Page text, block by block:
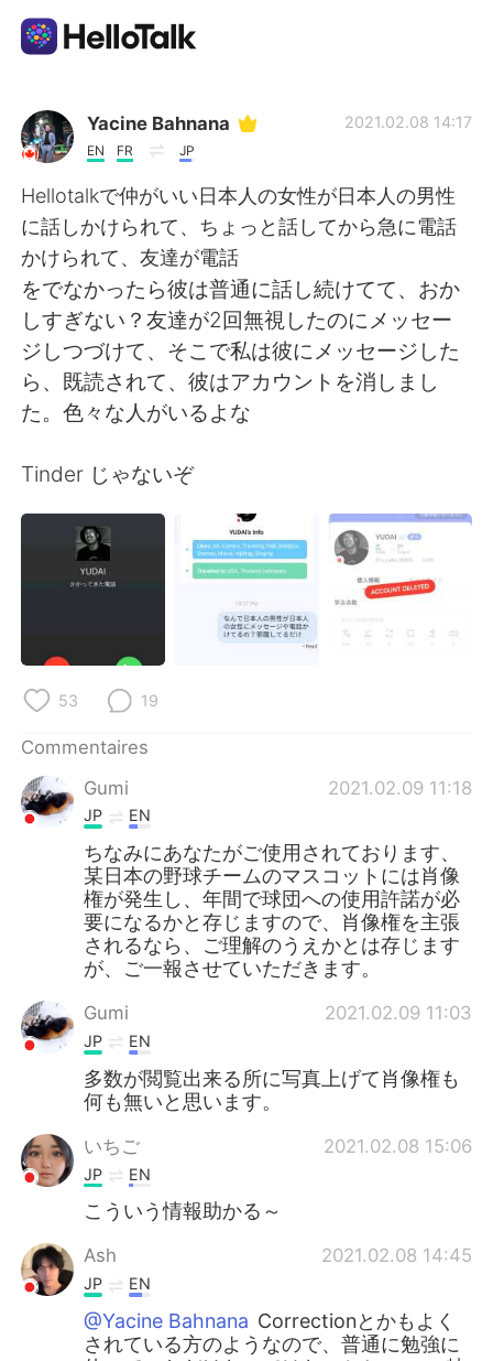
Appli d'échange linguistique
AI Grammar Checker
Français
English 简体中文
繁體中文 Español
Русский ไทย
Italiano
Türkçe
Yacine Bahnana
EN FR JP
2021.02.08 14:17
Hellotalkで仲がいい日本人の女性が日本人の男性
に話しかけられて、ちょっと話してから急に電話
かけられて、友達が電話
をでなかったら彼は普通に話し続けてて、おか
しすぎない？友達が2回無視したのにメッセー
ジしつづけて、そこで私は彼にメッセージした
ら、既読されて、彼はアカウントを消しまし
た。色々な人がいるよな
Tinder じゃないぞ
53 19
Commentaires
Gumi
2021.02.09 11:18
JP EN
ちなみにあなたがご使用されております、
某日本の野球チームのマスコットには肖像
権が発生し、年間で球団への使用許諾が必
要になるかと存じますので、肖像権を主張
されるなら、ご理解のうえかとは存じます
が、ご一報させていただきます。
Gumi 2021.02.09 11:03
JP EN
多数が閲覧出来る所に写真上げて肖像権も
何も無いと思います。
いちご 2021.02.08 15:06
JP EN
こういう情報助かる～
Ash 2021.02.08 14:45
JP EN
@Yacine Bahnana Correctionとかもよく
されている方のようなので、普通に勉強に